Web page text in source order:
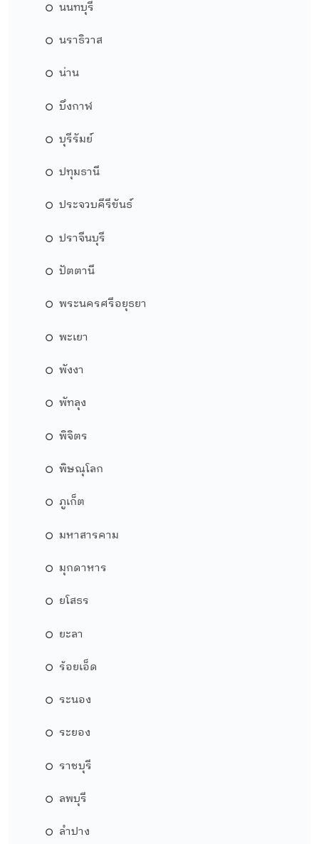
นนทบุรี
นราธิวาส
น่าน
บึงกาฬ
บุรีรัมย์
ปทุมธานี
ประจวบคีรีขันธ์
ปราจีนบุรี
ปัตตานี
พระนครศรีอยุธยา
พะเยา
พังงา
พัทลุง
พิจิตร
พิษณุโลก
ภูเก็ต
มหาสารคาม
มุกดาหาร
ยโสธร
ยะลา
ร้อยเอ็ด
ระนอง
ระยอง
ราชบุรี
ลพบุรี
ลำปาง